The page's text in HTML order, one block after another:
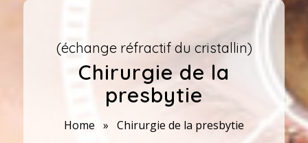
(échange réfractif du cristallin)
Chirurgie de la
presbytie
Home » Chirurgie de la presbytie